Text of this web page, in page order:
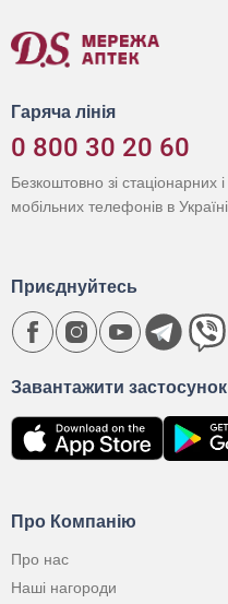
Гаряча лінія
0 800 30 20 60
Безкоштовно зі стаціонарних і
мобільних телефонів в Україні
Про Компанію
Про нас
Наші нагороди
Завантажити застосунок
Приєднуйтесь